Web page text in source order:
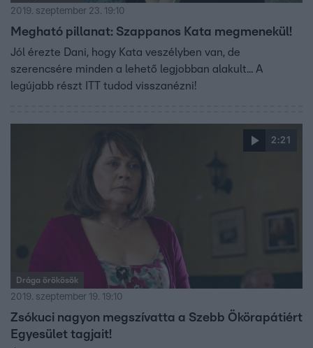
2019. szeptember 23. 19:10
Megható pillanat: Szappanos Kata megmenekül!
Jól érezte Dani, hogy Kata veszélyben van, de
szerencsére minden a lehető legjobban alakult... A
legújabb részt ITT tudod visszanézni!
2:21
Drága örökösök
2019. szeptember 19. 19:10
Zsókuci nagyon megszívatta a Szebb Ökörapátiért
Egyesület tagjait!